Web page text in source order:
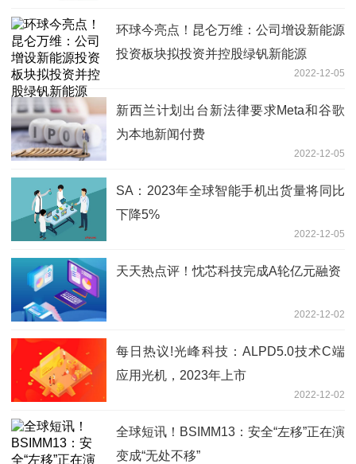
环球今亮点！昆仑万维：公司增设新能源
投资板块拟投资并控股绿钒新能源
2022-12-05
新西兰计划出台新法律要求Meta和谷歌
为本地新闻付费
2022-12-05
SA：2023年全球智能手机出货量将同比
下降5%
2022-12-05
天天热点评！忱芯科技完成A轮亿元融资
2022-12-02
每日热议!光峰科技：ALPD5.0技术C端
应用光机，2023年上市
2022-12-02
全球短讯！BSIMM13：安全“左移”正在演
变成“无处不移”